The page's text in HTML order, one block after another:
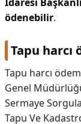
ödenebilir.
Tapu harcı
Tapu harcı
Genel
Sermaye
Tapu Ve